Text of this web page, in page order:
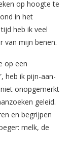
op hoogte te
in het
heb ik veel
van mijn benen.
op een
heb ik pijn-aan-
onopgemerkt
geleid.
en begrijpen
melk, de